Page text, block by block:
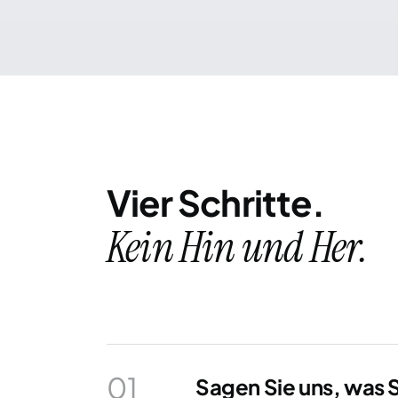
Vier Schritte.
Kein Hin und Her.
01 Sagen Sie uns, was